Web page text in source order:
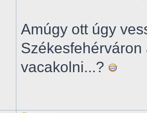
Amúgy ott úgy
vacakolni...?